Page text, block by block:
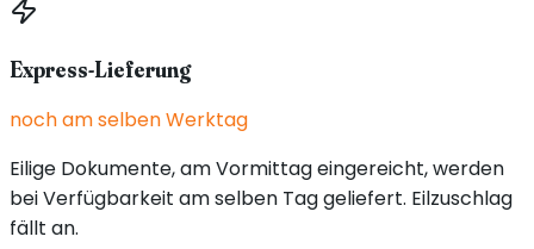
Express-Lieferung
noch am selben Werktag
Eilige Dokumente, am Vormittag eingereicht, werden
bei Verfügbarkeit am selben Tag geliefert. Eilzuschlag
fällt an.